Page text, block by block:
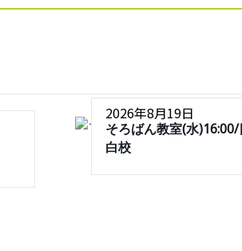
2026年8月19日
そろばん教室(水)16:00/
白校